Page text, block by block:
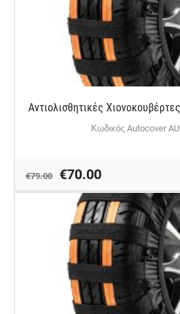
Αντιολισθητικές
Κωδικός Autocover
€79.00 €70.00